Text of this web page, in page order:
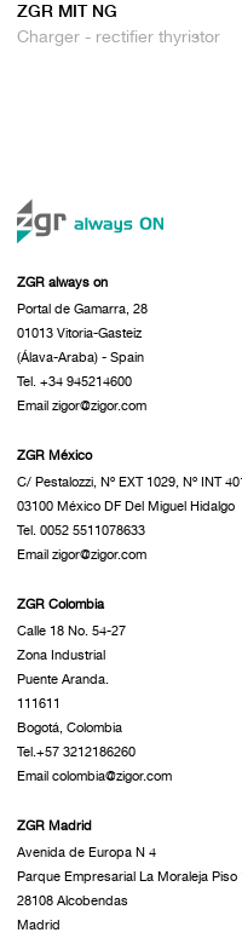
ZGR MIT NG
Charger - rectifier thyristor
ZGR always on
Portal de Gamarra, 28
01013 Vitoria-Gasteiz
(Álava-Araba) - Spain
Tel. +34 945214600
Email zigor@zigor.com
ZGR México
C/ Pestalozzi, Nº EXT 1029, Nº INT
03100 México DF Del Miguel Hidalgo
Tel. 0052 5511078633
Email zigor@zigor.com
ZGR Colombia
Calle 18 No. 54-27
Zona Industrial
Puente Aranda.
111611
Bogotá, Colombia
Tel.+57 3212186260
Email colombia@zigor.com
ZGR Madrid
Avenida de Europa N 4
Parque Empresarial La Moraleja Piso
28108 Alcobendas
Madrid